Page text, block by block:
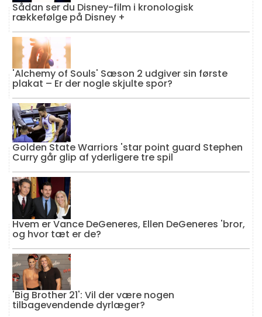
Sådan ser du Disney-film i kronologisk
rækkefølge på Disney +
'Alchemy of Souls' Sæson 2 udgiver sin første
plakat – Er der nogle skjulte spor?
Golden State Warriors 'star point guard Stephen
Curry går glip af yderligere tre spil
Hvem er Vance DeGeneres, Ellen DeGeneres 'bror,
og hvor tæt er de?
'Big Brother 21': Vil der være nogen
tilbagevendende dyrlæger?